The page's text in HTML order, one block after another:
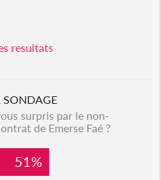
resultats
SONDAGE
surpris par le non-
de Emerse Faé ?
51%